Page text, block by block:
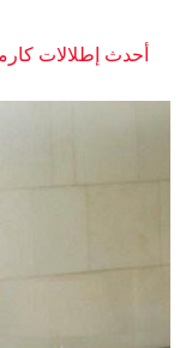
أحدث إطلالات